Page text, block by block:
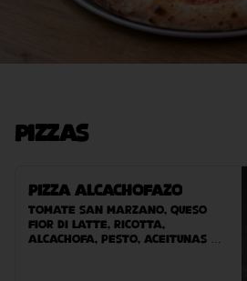
Pizzas
Pizza Alcachofazo
Tomate San Marzano, queso
Fior Di Latte, ricotta,
alcachofa, pesto, aceitunas